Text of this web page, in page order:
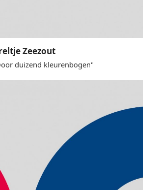
Zeezout
duizend kleurenbogen"